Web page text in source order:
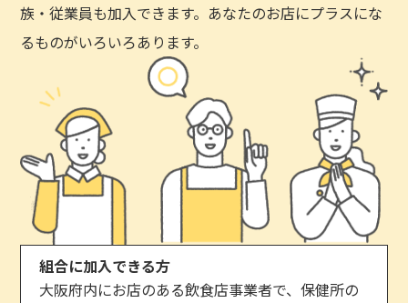
族・従業員も加入できます。あなたのお店にプラスにな
るものがいろいろあります。
組合に加入できる方
大阪府内にお店のある飲食店事業者で、保健所の